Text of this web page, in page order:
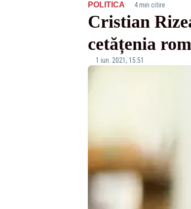
POLITICA· 4 min citire
Cristian
cetățenia
1 iun. 2021, 15:51